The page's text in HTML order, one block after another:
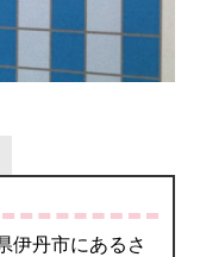
伊丹市にあるさ